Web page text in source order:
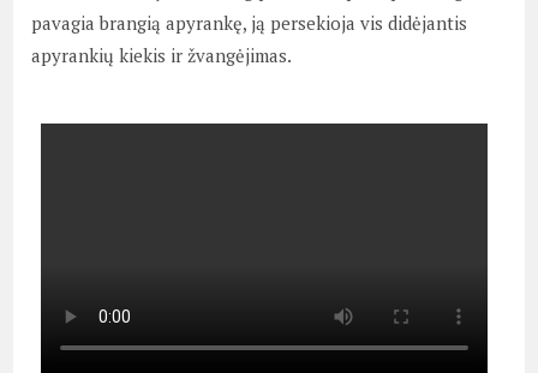
pavagia brangią apyrankę, ją persekioja vis didėjantis
apyrankių kiekis ir žvangėjimas.